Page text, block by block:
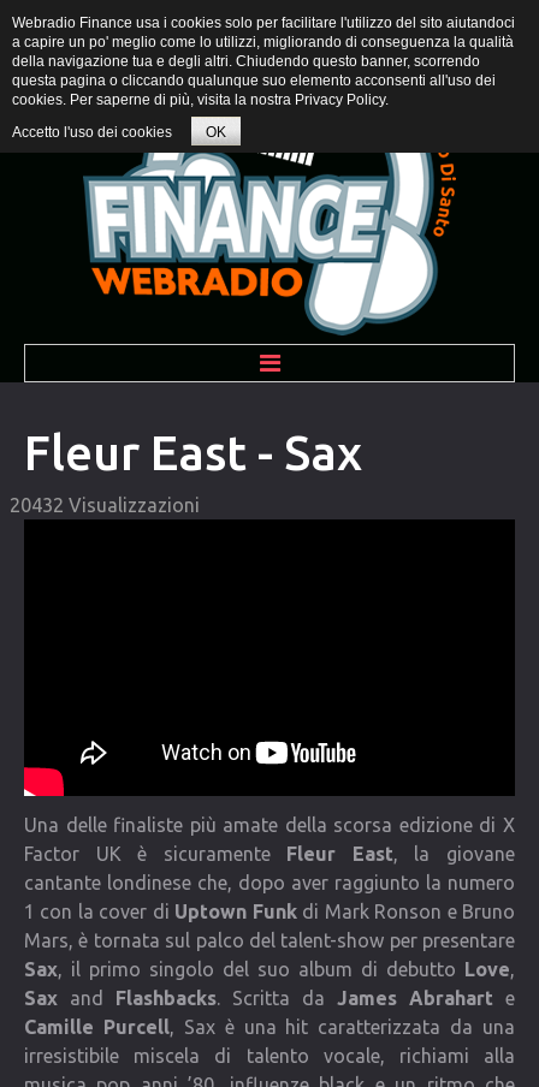
BENVENUTI
PROGRAMMI
CONTATTI
Fleur East - Sax
20432 Visualizzazioni
Una delle finaliste più amate della scorsa edizione di X
Factor UK è sicuramente Fleur East , la giovane
cantante londinese che, dopo aver raggiunto la numero
1 con la cover di Uptown Funkdi Mark Ronson e Bruno
Mars, è tornata sul palco del talent-show per presentare
Sax , il primo singolo del suo album di debutto Love
Sax and Flashbacks . Scritta da James Abrahart e
Camille Purcell , Sax è una hit caratterizzata da una
irresistibile miscela di talento vocale, richiami alla
Webradio Finance usa i cookies solo per facilitare l'utilizzo del sito aiutandoci
a capire un po' meglio come lo utilizzi, migliorando di conseguenza la qualità
della navigazione tua e degli altri. Chiudendo questo banner, scorrendo
questa pagina o cliccando qualunque suo elemento acconsenti all'uso dei
cookies. Per saperne di più, visita la nostra Privacy Policy.
Accetto l'uso dei cookies
OK